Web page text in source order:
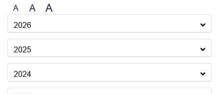
A A A
2026
2025
2024